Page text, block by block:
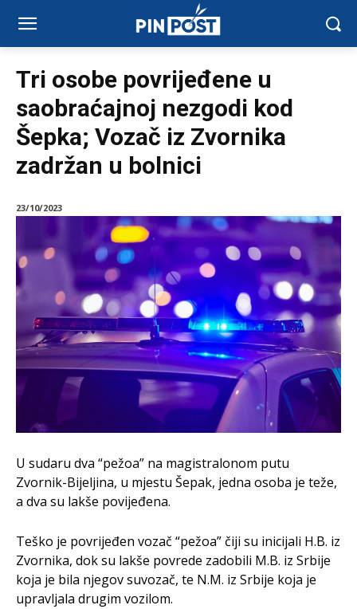
Tri osobe povrijeđene u
saobraćajnoj nezgodi kod
Šepka; Vozač iz Zvornika
zadržan u bolnici
23/10/2023
U sudaru dva “pežoa” na magistralonom putu
Zvornik-Bijeljina, u mjestu Šepak, jedna osoba je teže,
a dva su lakše povijeđena.
Teško je povrijeđen vozač “pežoa” čiji su inicijali H.B. iz
Zvornika, dok su lakše povrede zadobili M.B. iz Srbije
koja je bila njegov suvozač, te N.M. iz Srbije koja je
upravljala drugim vozilom.